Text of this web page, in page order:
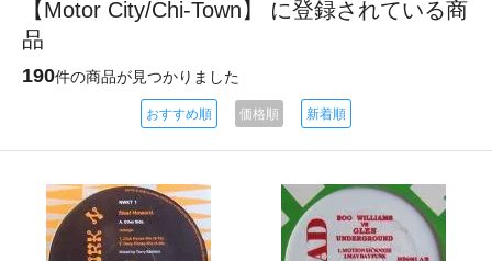
【Motor City/Chi-Town】 に登録されている商
品
190件の商品が見つかりました
おすすめ順 価格順 新着順